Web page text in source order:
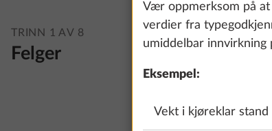
TRINN 1 AV 8
Felger
Vær oppmerksom på
verdier fra
umiddelbar
Eksempel:
Vekt i kjøreklar